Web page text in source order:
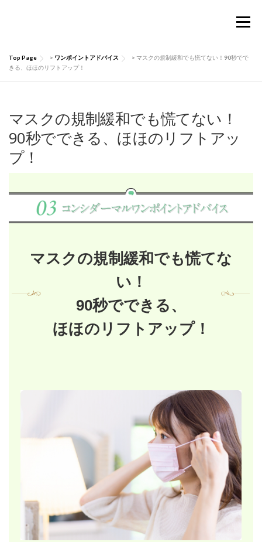
メニュー
TOP Considermalについて
お買い物ガイド 肌にいい話 Q&A
お問い合わせ
Top Page > ワンポイントアドバイス > マスクの規制緩和でも慌てない！90秒でで
きる、ほほのリフトアップ！
マスクの規制緩和でも慌てない！
90秒でできる、ほほのリフトアッ
プ！
マスクの規制緩和でも慌てな
い！
90秒でできる、
ほほのリフトアップ！